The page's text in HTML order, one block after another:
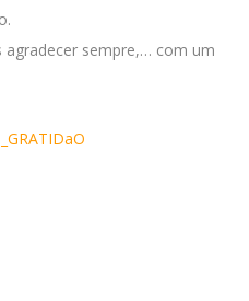
agradecer sempre,… com um